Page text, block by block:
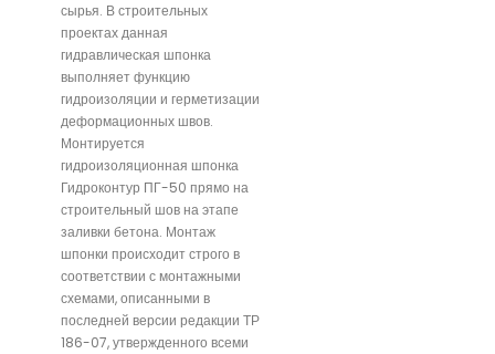
сырья. В строительных
проектах данная
гидравлическая шпонка
выполняет функцию
гидроизоляции и герметизации
деформационных швов.
Монтируется
гидроизоляционная шпонка
Гидроконтур ПГ-50 прямо на
строительный шов на этапе
заливки бетона. Монтаж
шпонки происходит строго в
соответствии с монтажными
схемами, описанными в
последней версии редакции ТР
186-07, утвержденного всеми